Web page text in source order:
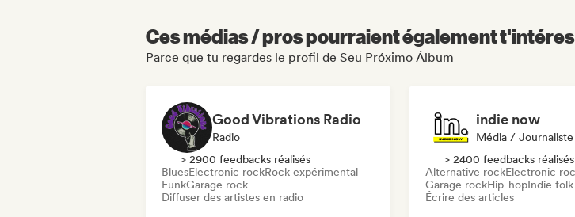
Ces médias / pros pourraient également
Parce que tu regardes le profil de Seu Próximo Álbum
Good Vibrations Radio
Radio
> 2900 feedbacks réalisés
BluesElectronic rockRock expérimental
FunkGarage rock
Diffuser des artistes en radio
indie now
Média / Journaliste
> 2400 feedbacks réalisés
Alternative rockElectronic
Garage rockHip-hopIndie folk
Écrire des articles